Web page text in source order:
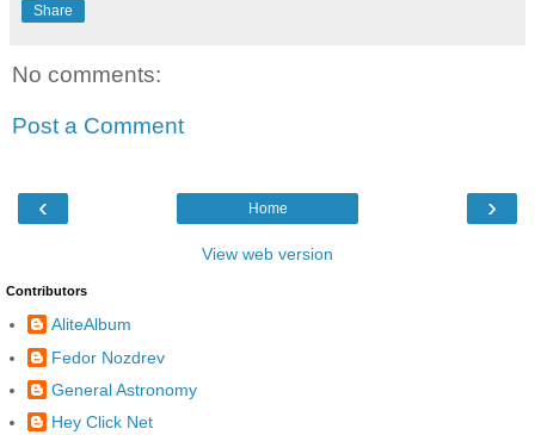
Share
No comments:
Post a Comment
‹ ›
Home
View web version
Contributors
AliteAlbum
Fedor Nozdrev
General Astronomy
Hey Click Net